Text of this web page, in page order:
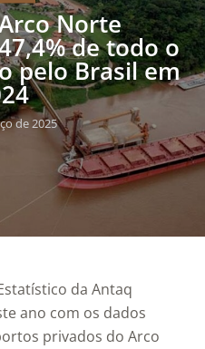
Norte
de todo o
pelo Brasil em
de 2025
da Antaq
ano com os dados
privados do Arco